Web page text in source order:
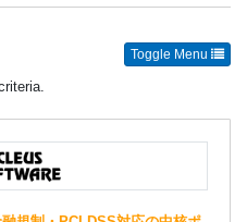
Toggle Menu